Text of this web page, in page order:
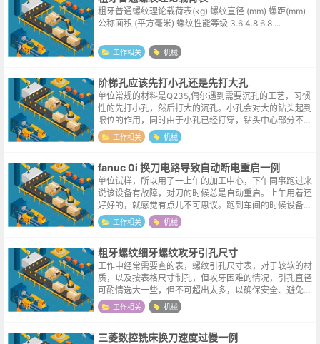
粗牙普通螺纹理论载荷表(kg) 螺纹直径 (mm) 螺距(mm)
公称面积 (平方毫米) 螺纹性能等级 3.6 4.8 6.8 ...
工作相关 机械
阶梯孔应该先打小孔还是先打大孔
单位常规的材料是Q235,偶尔遇到需要沉孔的工艺，习惯
性的先打小孔，然后打大的沉孔。小孔会对大的钻头起到
限位的作用，同时由于小孔已经打穿，钻头中心部分不再
有干涉，同时有了更好的排屑，沉孔的孔壁会更加光滑美
观。某天需要加工几件不锈钢的产...
工作相关 机械
fanuc 0i 换刀电路导致自动断电重启一例
单位试样，所以用了一上午的加工中心，下午同事跑过来
说该设备有故障，对刀的时候总是自动重启。上午用着还
好好的，就感觉有点儿不可思议。跑到车间的时候设备已
经重启完成，重新回零，对刀，刀具刚碰到工件，屏幕一
黑，系统又重启了。打开设备配电箱，...
工作相关 机械
粗牙螺纹细牙螺纹攻牙引孔尺寸
工作中经常需要查的表，螺纹引孔尺寸表，对于较软的材
质，以及按表格尺寸制孔，但攻牙困难的情况，引孔直径
可酌情选大一些，但不可超出太多，以确保安全、避免滑
工作相关 机械
三菱数控铣床换刀速度过慢一例